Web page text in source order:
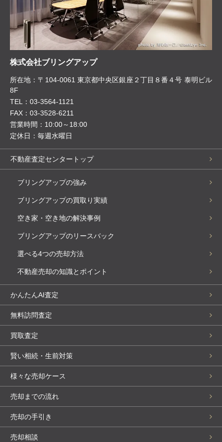
株式会社ブリングアップ
所在地：〒104-0061 東京都中央区銀座２丁目８番４号 泰明ビル
8F
TEL：03-3564-1121
FAX：03-3528-6211
営業時間：10:00～18:00
定休日：毎週水曜日
不動産査定センタートップ
ブリングアップの強み
ブリングアップの買取り実績
空き家・空き地の解決事例
ブリングアップのリースバック
選べる4つの売却方法
不動産売却の知識とポイント
かんたんAI査定
無料訪問査定
買取査定
賢い相続・生前対策
様々な売却ケース
売却までの流れ
売却の手引き
売却相談